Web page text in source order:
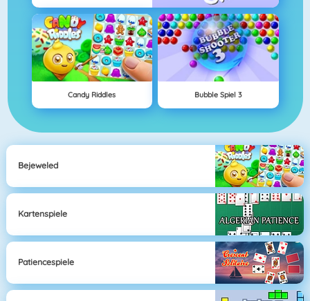
Candy Riddles Bubble Spiel 3
Bejeweled
Kartenspiele
Patiencespiele